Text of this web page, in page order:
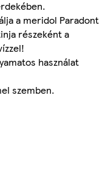
a meridol Paradont
részeként a
használat
szemben.